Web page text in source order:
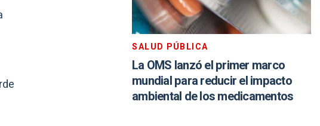
SALUD PÚBLICA
La OMS lanzó el primer marco
mundial para reducir el impacto
ambiental de los medicamentos